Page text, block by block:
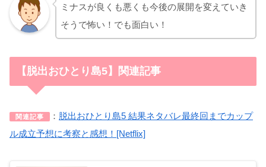
ミナスが良くも悪くも今後の展開を変えていき
そうで怖い！でも面白い！
【脱出おひとり島5】関連記事
関連記事 ： 脱出おひとり島5 結果ネタバレ最終回までカップ
ル成立予想に考察と感想！[Netflix]